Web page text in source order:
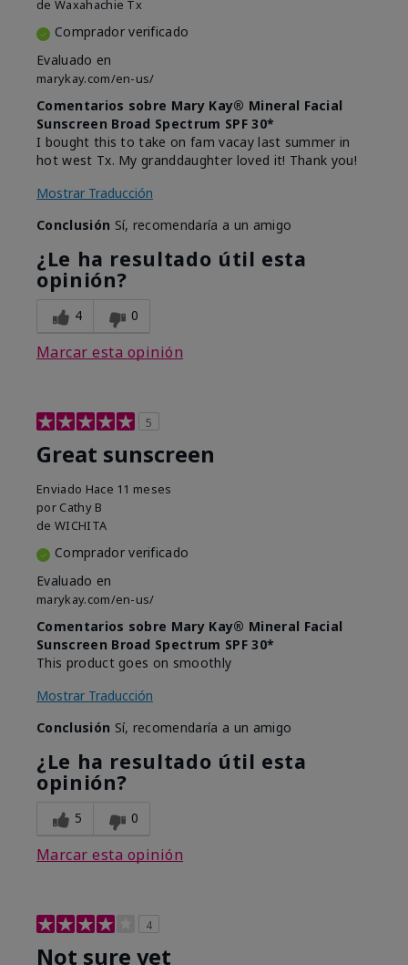
de Waxahachie Tx
Comprador verificado
Evaluado en
marykay.com/en-us/
Comentarios sobre Mary Kay® Mineral Facial
Sunscreen Broad Spectrum SPF 30*
I bought this to take on fam vacay last summer in
hot west Tx. My granddaughter loved it! Thank you!
Mostrar Traducción
Conclusión Sí, recomendaría a un amigo
¿Le ha resultado útil esta
opinión?
4 0
Marcar esta opinión
5
Great sunscreen
Enviado Hace 11 meses
por Cathy B
de WICHITA
Comprador verificado
Evaluado en
marykay.com/en-us/
Comentarios sobre Mary Kay® Mineral Facial
Sunscreen Broad Spectrum SPF 30*
This product goes on smoothly
Mostrar Traducción
Conclusión Sí, recomendaría a un amigo
¿Le ha resultado útil esta
opinión?
5 0
Marcar esta opinión
4
Not sure yet